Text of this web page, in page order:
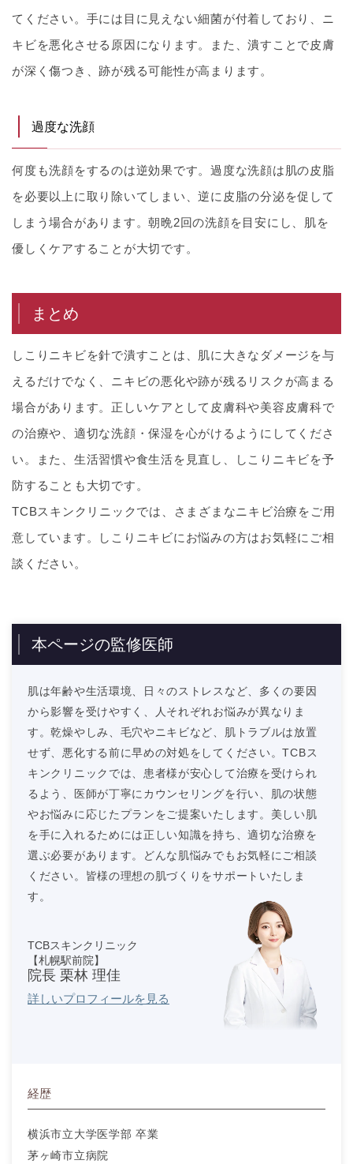
てください。手には目に見えない細菌が付着しており、ニ
キビを悪化させる原因になります。また、潰すことで皮膚
が深く傷つき、跡が残る可能性が高まります。
過度な洗顔
何度も洗顔をするのは逆効果です。過度な洗顔は肌の皮脂
を必要以上に取り除いてしまい、逆に皮脂の分泌を促して
しまう場合があります。朝晩2回の洗顔を目安にし、肌を
優しくケアすることが大切です。
まとめ
しこりニキビを針で潰すことは、肌に大きなダメージを与
えるだけでなく、ニキビの悪化や跡が残るリスクが高まる
場合があります。正しいケアとして皮膚科や美容皮膚科で
の治療や、適切な洗顔・保湿を心がけるようにしてくださ
い。また、生活習慣や食生活を見直し、しこりニキビを予
防することも大切です。
TCBスキンクリニックでは、さまざまなニキビ治療をご用
意しています。しこりニキビにお悩みの方はお気軽にご相
談ください。
本ページの監修医師
肌は年齢や生活環境、日々のストレスなど、多くの要因
から影響を受けやすく、人それぞれお悩みが異なりま
す。乾燥やしみ、毛穴やニキビなど、肌トラブルは放置
せず、悪化する前に早めの対処をしてください。TCBス
キンクリニックでは、患者様が安心して治療を受けられ
るよう、医師が丁寧にカウンセリングを行い、肌の状態
やお悩みに応じたプランをご提案いたします。美しい肌
を手に入れるためには正しい知識を持ち、適切な治療を
選ぶ必要があります。どんな肌悩みでもお気軽にご相談
ください。皆様の理想の肌づくりをサポートいたしま
す。
TCBスキンクリニック
【札幌駅前院】
院長 栗林 理佳
詳しいプロフィールを見る
経歴
横浜市立大学医学部 卒業
茅ヶ崎市立病院